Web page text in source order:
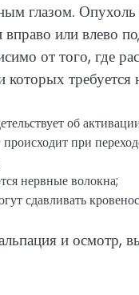
глазом. Опухоль
или влево
от того, где
требуется
об
при
нервные волокна;
сдавливать
и осмотр,